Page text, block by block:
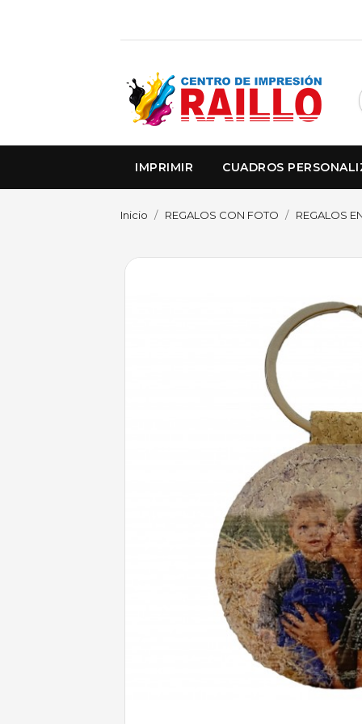
IMPRIMIR CUADROS
Inicio REGALOS CON FOTO REGALOS